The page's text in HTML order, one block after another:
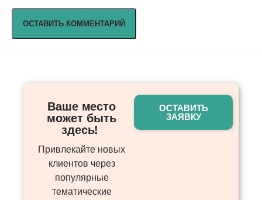
Ваше место
может быть
здесь! ​
Привлекайте новых
клиентов через
популярные
тематические
ОСТАВИТЬ
ЗАЯВКУ